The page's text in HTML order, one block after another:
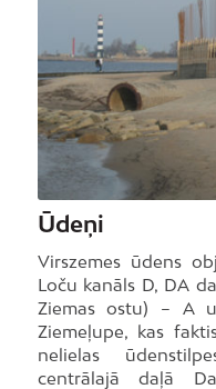
Foto: A.Ločmanis
Ūdeņi
Virszemes ūdens
Loču kanāls D, DA
Ziemas ostu) – A
Ziemeļupe, kas
nelielas
centrālajā daļā